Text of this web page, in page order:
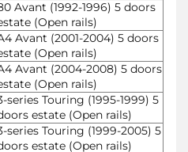
Avant (1992-1996) 5 doors
(Open rails)
Avant (2001-2004) 5 doors
(Open rails)
Avant (2004-2008) 5 doors
(Open rails)
series Touring (1995-1999) 5
estate (Open rails)
series Touring (1999-2005) 5
estate (Open rails)